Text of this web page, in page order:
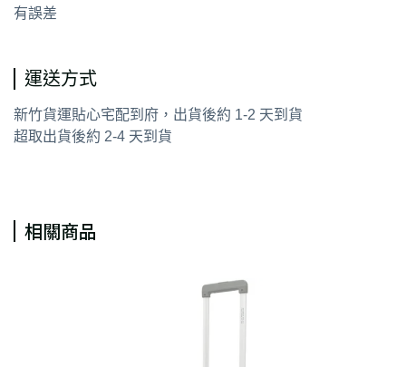
有誤差
運送方式
新竹貨運貼心宅配到府，出貨後約 1-2 天到貨
超取出貨後約 2-4 天到貨
相關商品